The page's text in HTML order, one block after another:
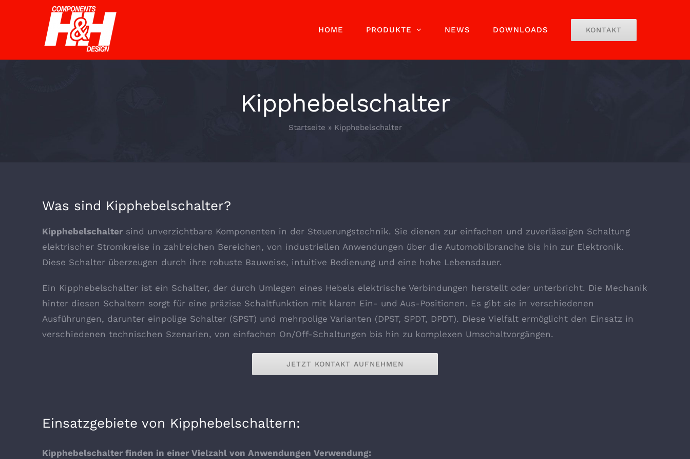
HOME PRODUKTE NEWS DOWNLOADS KONTAKT
Kipphebelschalter
Startseite » Kipphebelschalter
Was sind Kipphebelschalter?
Kipphebelschalter sind unverzichtbare Komponenten in der Steuerungstechnik. Sie dienen zur einfachen und zuverlässigen Schaltung
elektrischer Stromkreise in zahlreichen Bereichen, von industriellen Anwendungen über die Automobilbranche bis hin zur Elektronik.
Diese Schalter überzeugen durch ihre robuste Bauweise, intuitive Bedienung und eine hohe Lebensdauer.
Ein Kipphebelschalter ist ein Schalter, der durch Umlegen eines Hebels elektrische Verbindungen herstellt oder unterbricht. Die Mechanik
hinter diesen Schaltern sorgt für eine präzise Schaltfunktion mit klaren Ein- und Aus-Positionen. Es gibt sie in verschiedenen
Ausführungen, darunter einpolige Schalter (SPST) und mehrpolige Varianten (DPST, SPDT, DPDT). Diese Vielfalt ermöglicht den Einsatz in
verschiedenen technischen Szenarien, von einfachen On/Off-Schaltungen bis hin zu komplexen Umschaltvorgängen.
JETZT KONTAKT AUFNEHMEN
Einsatzgebiete von Kipphebelschaltern:
Kipphebelschalter finden in einer Vielzahl von Anwendungen Verwendung: